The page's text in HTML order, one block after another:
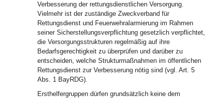
Verbesserung der rettungsdienstlichen Versorgung.
Vielmehr ist der zuständige Zweckverband für
Rettungsdienst und Feuerwehralarmierung im Rahmen
seiner Sicherstellungsverpflichtung gesetzlich verpflichtet,
die Versorgungsstrukturen regelmäßig auf ihre
Bedarfsgerechtigkeit zu überprüfen und darüber zu
entscheiden, welche Strukturmaßnahmen im öffentlichen
Rettungsdienst zur Verbesserung nötig sind (vgl. Art. 5
Abs. 1 BayRDG).
Ersthelfergruppen dürfen grundsätzlich keine dem